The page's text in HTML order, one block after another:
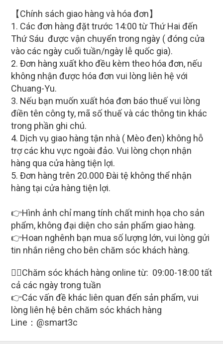
【Chính sách giao hàng và hóa đơn】
1. Các đơn hàng đặt trước 14:00 từ Thứ Hai đến
Thứ Sáu được vận chuyển trong ngày ( đóng cửa
vào các ngày cuối tuần/ngày lễ quốc gia).
2. Đơn hàng xuất kho đều kèm theo hóa đơn, nếu
không nhận được hóa đơn vui lòng liên hệ với
Chuang-Yu.
3. Nếu bạn muốn xuất hóa đơn báo thuế vui lòng
điền tên công ty, mã số thuế và các thông tin khác
trong phần ghi chú.
4. Dịch vụ giao hàng tận nhà ( Mèo đen) không hỗ
trợ các khu vực ngoài đảo. Vui lòng chọn nhận
hàng qua cửa hàng tiện lợi.
5. Đơn hàng trên 20.000 Đài tệ không thể nhận
hàng tại cửa hàng tiện lợi.
👉Hình ảnh chỉ mang tính chất minh họa cho sản
phẩm, không đại diện cho sản phẩm giao hàng.
👉Hoan nghênh bạn mua số lượng lớn, vui lòng gửi
tin nhắn riêng cho bên chăm sóc khách hàng.
🙋‍♀Chăm sóc khách hàng online từ: 09:00-18:00 tất
cả các ngày trong tuần
👉Các vấn đề khác liên quan đến sản phẩm, vui
lòng liên hệ bên chăm sóc khách hàng
Line：@smart3c